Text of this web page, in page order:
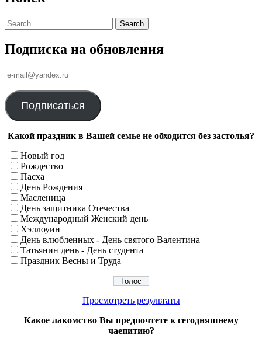
Search
Подписка на обновления
е-
mail@yandex.ru
Подписаться
Какой праздник в Вашей семье не обходится без застолья?
Новый год
Рождество
Пасха
День Рождения
Масленица
День защитника Отечества
Международный Женский день
Хэллоуин
День влюбленных - День святого Валентина
Татьянин день - День студента
Праздник Весны и Труда
Просмотреть результаты
Какое лакомство Вы предпочтете к сегодняшнему
чаепитию?